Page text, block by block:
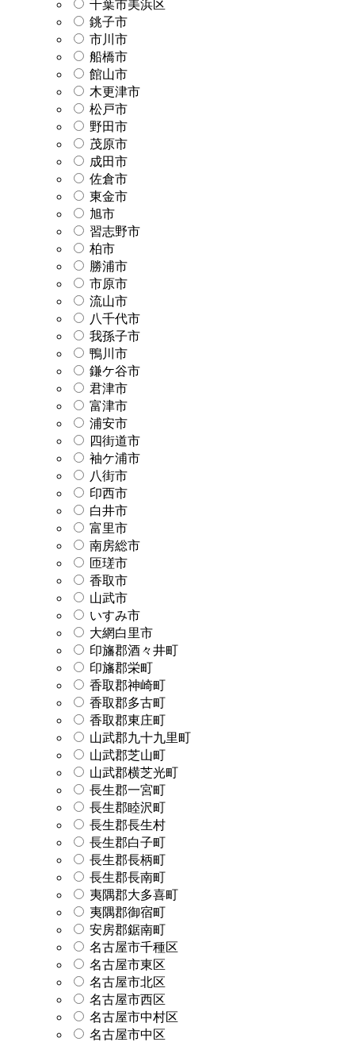
千葉市美浜区
銚子市
市川市
船橋市
館山市
木更津市
松戸市
野田市
茂原市
成田市
佐倉市
東金市
旭市
習志野市
柏市
勝浦市
市原市
流山市
八千代市
我孫子市
鴨川市
鎌ケ谷市
君津市
富津市
浦安市
四街道市
袖ケ浦市
八街市
印西市
白井市
富里市
南房総市
匝瑳市
香取市
山武市
いすみ市
大網白里市
印旛郡酒々井町
印旛郡栄町
香取郡神崎町
香取郡多古町
香取郡東庄町
山武郡九十九里町
山武郡芝山町
山武郡横芝光町
長生郡一宮町
長生郡睦沢町
長生郡長生村
長生郡白子町
長生郡長柄町
長生郡長南町
夷隅郡大多喜町
夷隅郡御宿町
安房郡鋸南町
名古屋市千種区
名古屋市東区
名古屋市北区
名古屋市西区
名古屋市中村区
名古屋市中区